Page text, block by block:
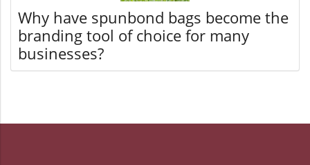
Why have spunbond bags become the
branding tool of choice for many
businesses?